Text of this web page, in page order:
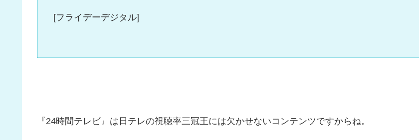
[フライデーデジタル]
『24時間テレビ』は日テレの視聴率三冠王には欠かせないコンテンツですからね。